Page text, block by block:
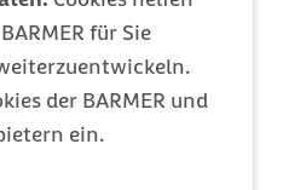
für Sie
der BARMER und
ein.
der Apitherapie wird
um die
Müdigkeit zu
zu
aus Proteinen,